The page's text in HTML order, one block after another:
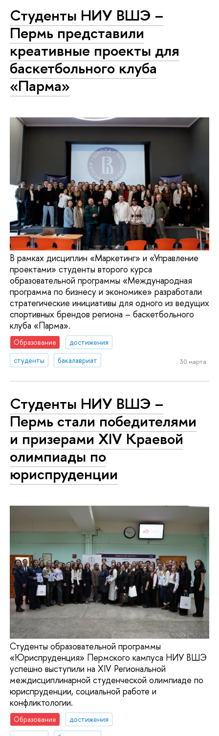
Студенты НИУ ВШЭ –
Пермь представили
креативные проекты для
баскетбольного клуба
«Парма»
В рамках дисциплин «Маркетинг» и «Управление
проектами» студенты второго курса
образовательной программы «Международная
программа по бизнесу и экономике» разработали
стратегические инициативы для одного из ведущих
спортивных брендов региона – баскетбольного
клуба «Парма».
Образование
достижения
студенты
бакалавриат 30 марта
Студенты НИУ ВШЭ –
Пермь стали победителями
и призерами XIV Краевой
олимпиады по
юриспруденции
Студенты образовательной программы
«Юриспруденция» Пермского кампуса НИУ ВШЭ
успешно выступили на XIV Региональной
междисциплинарной студенческой олимпиаде по
юриспруденции, социальной работе и
конфликтологии.
Образование
достижения